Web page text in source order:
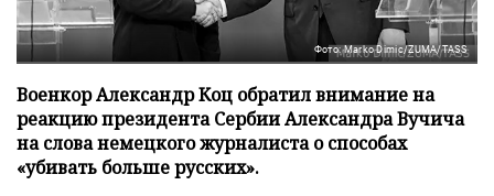
Фото: Marko Dimic/ZUMA/TASS
Военкор Александр Коц обратил внимание на
реакцию президента Сербии Александра Вучича
на слова немецкого журналиста о способах
«убивать больше русских».